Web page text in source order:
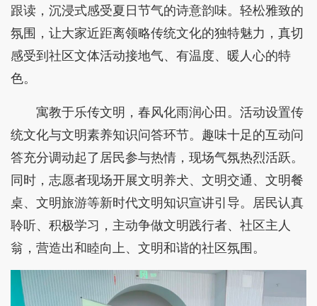
跟读，沉浸式感受夏日节气的诗意韵味。轻松雅致的
氛围，让大家近距离领略传统文化的独特魅力，真切
感受到社区文体活动接地气、有温度、暖人心的特
色。
寓教于乐传文明，春风化雨润心田。活动设置传
统文化与文明素养知识问答环节。趣味十足的互动问
答充分调动起了居民参与热情，现场气氛热烈活跃。
同时，志愿者现场开展文明养犬、文明交通、文明餐
桌、文明旅游等新时代文明知识宣讲引导。居民认真
聆听、积极学习，主动争做文明践行者、社区主人
翁，营造出和睦向上、文明和谐的社区氛围。